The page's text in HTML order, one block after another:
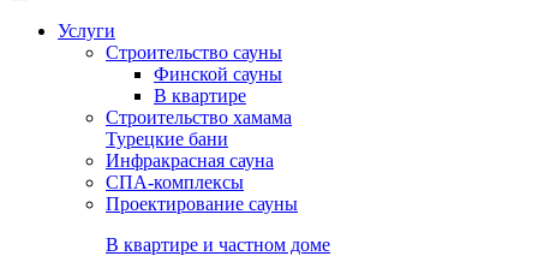
Услуги
Строительство сауны
Финской сауны
В квартире
Строительство хамама
Турецкие бани
Инфракрасная сауна
СПА-комплексы
Проектирование сауны
В квартире и частном доме